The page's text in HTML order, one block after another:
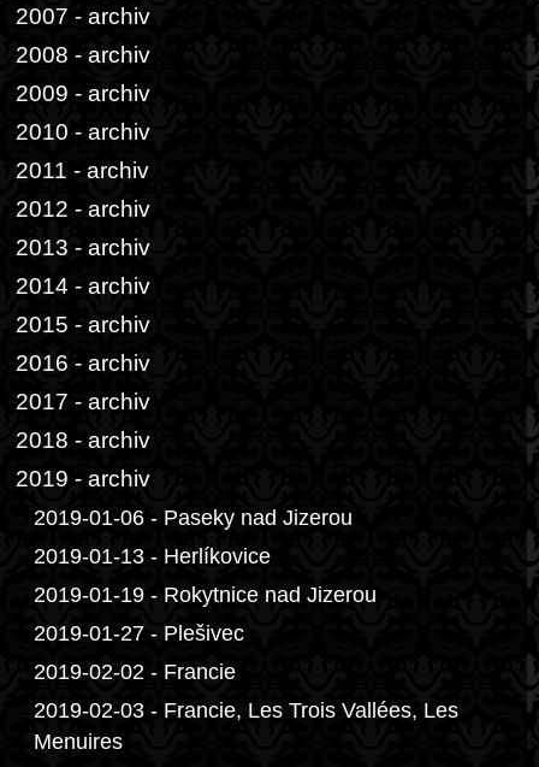
2007 - archiv
2008 - archiv
2009 - archiv
2010 - archiv
2011 - archiv
2012 - archiv
2013 - archiv
2014 - archiv
2015 - archiv
2016 - archiv
2017 - archiv
2018 - archiv
2019 - archiv
2019-01-06 - Paseky nad Jizerou
2019-01-13 - Herlíkovice
2019-01-19 - Rokytnice nad Jizerou
2019-01-27 - Plešivec
2019-02-02 - Francie
2019-02-03 - Francie, Les Trois Vallées, Les
Menuires